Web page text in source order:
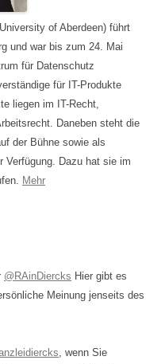
of Aberdeen) führt
und war bis zum 24. Mai
für Datenschutz
für IT-Produkte
liegen im IT-Recht,
Daneben steht die
der Bühne sowie als
Verfügung. Dazu hat sie im
Mehr
@RAinDiercks Hier gibt es
Meinung jenseits des
, wenn Sie